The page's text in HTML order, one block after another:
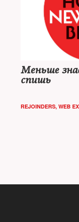
Меньше
спишь
REJOINDERS, WEB